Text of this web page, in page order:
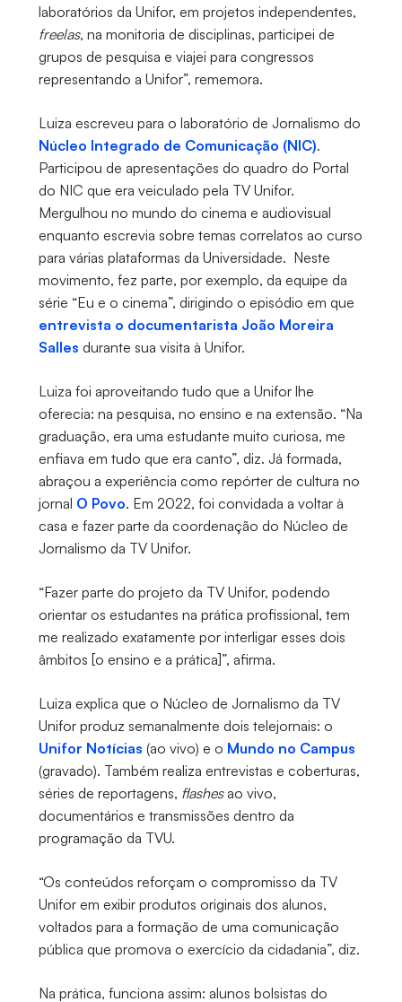
laboratórios da Unifor, em projetos independentes,
freelas, na monitoria de disciplinas, participei de
grupos de pesquisa e viajei para congressos
representando a Unifor”, rememora.
Luiza escreveu para o laboratório de Jornalismo do
Núcleo Integrado de Comunicação (NIC).
Participou de apresentações do quadro do Portal
do NIC que era veiculado pela TV Unifor.
Mergulhou no mundo do cinema e audiovisual
enquanto escrevia sobre temas correlatos ao curso
para várias plataformas da Universidade. Neste
movimento, fez parte, por exemplo, da equipe da
série “Eu e o cinema”, dirigindo o episódio em que
entrevista o documentarista João Moreira
Salles durante sua visita à Unifor.
Luiza foi aproveitando tudo que a Unifor lhe
oferecia: na pesquisa, no ensino e na extensão. “Na
graduação, era uma estudante muito curiosa, me
enfiava em tudo que era canto”, diz. Já formada,
abraçou a experiência como repórter de cultura no
jornal O Povo. Em 2022, foi convidada a voltar à
casa e fazer parte da coordenação do Núcleo de
Jornalismo da TV Unifor.
“Fazer parte do projeto da TV Unifor, podendo
orientar os estudantes na prática profissional, tem
me realizado exatamente por interligar esses dois
âmbitos [o ensino e a prática]”, afirma.
Luiza explica que o Núcleo de Jornalismo da TV
Unifor produz semanalmente dois telejornais: o
Unifor Notícias (ao vivo) e o Mundo no Campus
(gravado). Também realiza entrevistas e coberturas,
séries de reportagens, flashesao vivo,
documentários e transmissões dentro da
programação da TVU.
“Os conteúdos reforçam o compromisso da TV
Unifor em exibir produtos originais dos alunos,
voltados para a formação de uma comunicação
pública que promova o exercício da cidadania”, diz.
Na prática, funciona assim: alunos bolsistas do